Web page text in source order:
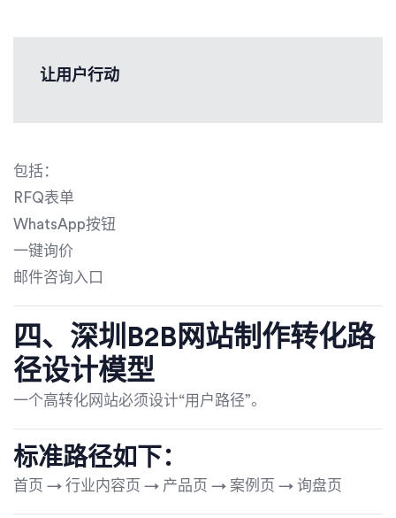
让用户行动
包括：
RFQ表单
WhatsApp按钮
一键询价
邮件咨询入口
四、深圳B2B网站制作转化路
径设计模型
一个高转化网站必须设计“用户路径”。
标准路径如下：
首页 → 行业内容页 → 产品页 → 案例页 → 询盘页